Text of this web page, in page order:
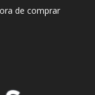
de comprar